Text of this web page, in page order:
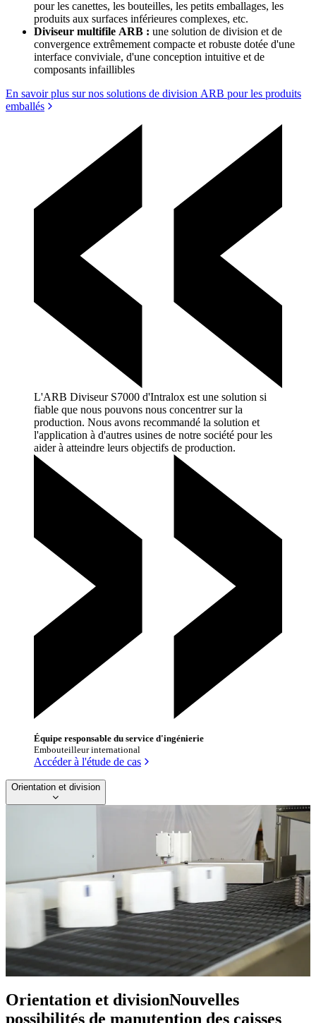
pour les canettes, les bouteilles, les petits emballages, les
produits aux surfaces inférieures complexes, etc.
Diviseur multifile ARB : une solution de division et de
convergence extrêmement compacte et robuste dotée d'une
interface conviviale, d'une conception intuitive et de
composants infaillibles
En savoir plus sur nos solutions de division ARB pour les produits
emballés
L'ARB Diviseur S7000 d'Intralox est une solution si
fiable que nous pouvons nous concentrer sur la
production. Nous avons recommandé la solution et
l'application à d'autres usines de notre société pour les
aider à atteindre leurs objectifs de production.
Équipe responsable du service d'ingénierie
Embouteilleur international
Accéder à l'étude de cas
Orientation et division
Orientation et divisionNouvelles
possibilités de manutention des caisses